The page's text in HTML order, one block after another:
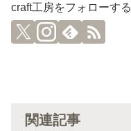
craft工房をフォローする
関連記事